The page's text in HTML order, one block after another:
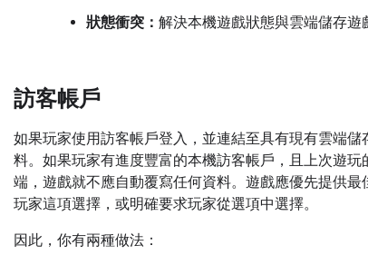
狀態衝突： 解決本機遊戲狀態與雲端儲存遊
訪客帳戶
如果玩家使用訪客帳戶登入，並連結至具有現有雲端儲
料。如果玩家有進度豐富的本機訪客帳戶，且上次遊
端，遊戲就不應自動覆寫任何資料。遊戲應優先提供
玩家這項選擇，或明確要求玩家從選項中選擇。
因此，你有兩種做法：